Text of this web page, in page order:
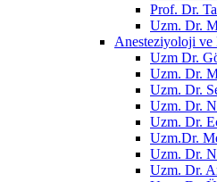
Prof. Dr.
Uzm. Dr.
Anesteziyoloji ve
Uzm Dr.
Uzm. Dr.
Uzm. Dr.
Uzm. Dr.
Uzm. Dr.
Uzm.Dr.
Uzm. Dr.
Uzm. Dr.